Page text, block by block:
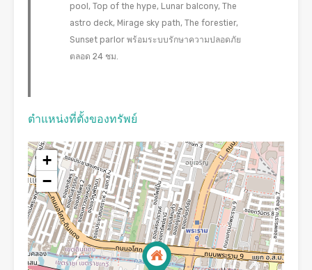
pool, Top of the hype, Lunar balcony, The
astro deck, Mirage sky path, The forestier,
Sunset parlor พร้อมระบบรักษาความปลอดภัย
ตลอด 24 ชม.
ตำแหน่งที่ตั้งของทรัพย์
+
−